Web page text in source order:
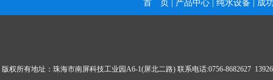
首 页 产品中心| 纯水设备 成
版权所有地址：珠海市南屏科技工业园A6-1(屏北二路) 联系电话:0756-8682627